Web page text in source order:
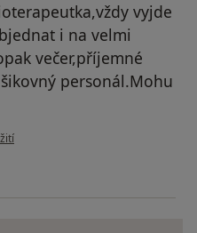
vyjde
i na velmi
večer,příjemné
personál.Mohu
Jana Sílová